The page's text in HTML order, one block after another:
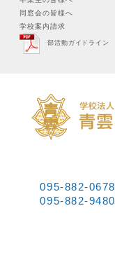
同窓会の皆様へ
学校案内請求
部活動ガイドライン
095-882-0678
095-882-9480